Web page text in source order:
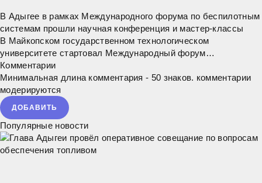
В Адыгее в рамках Международного форума по беспилотным
системам прошли научная конференция и мастер-классы
В Майкопском государственном технологическом
университете стартовал Международный форум
«Беспилотные системы: технологии двойного назначения». В
этом году форум проводится во второй раз при
Комментарии
Минимальная длина комментария - 50 знаков. комментарии
модерируются
ДОБАВИТЬ
Популярные новости